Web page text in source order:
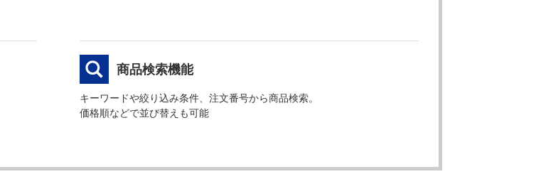
商品検索機能
キーワードや絞り込み条件、注文番号から商品検索。
価格順などで並び替えも可能